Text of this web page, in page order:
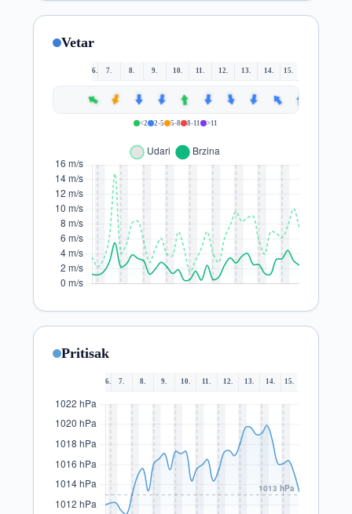
Vetar
6. 7. 8. 9. 10. 11. 12. 13. 14. 15.
Pritisak
6. 7. 8. 9. 10. 11. 12. 13. 14. 15.